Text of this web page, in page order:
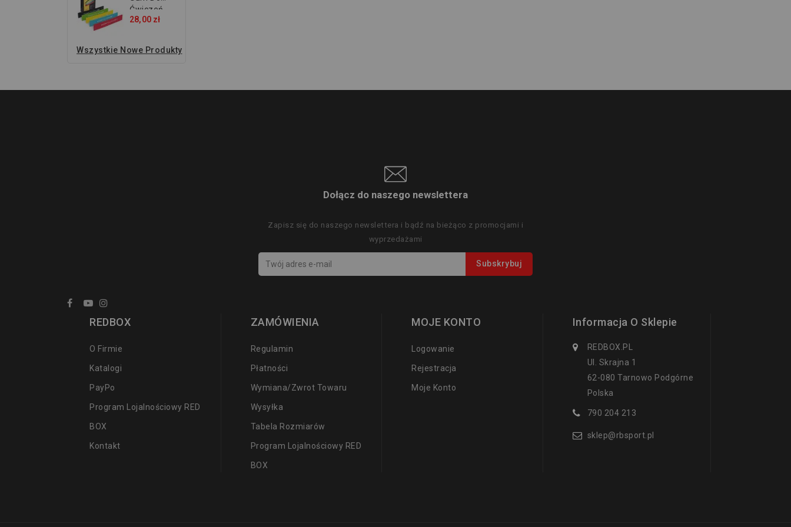
Ćwiczeń...
28,00 zł
Wszystkie Nowe Produkty
Dołącz do naszego newslettera
Zapisz się do naszego newslettera i bądź na bieżąco z promocjami i
wyprzedażami
REDBOX
O Firmie
Katalogi
PayPo
Program Lojalnościowy RED
BOX
Kontakt
ZAMÓWIENIA
Regulamin
Płatności
Wymiana/zwrot Towaru
Wysyłka
Tabela Rozmiarów
Program Lojalnościowy RED
BOX
MOJE KONTO
Logowanie
Rejestracja
Moje Konto
Informacja O Sklepie
REDBOX.PL
Ul. Skrajna 1
62-080 Tarnowo Podgórne
Polska
790 204 213
sklep@rbsport.pl